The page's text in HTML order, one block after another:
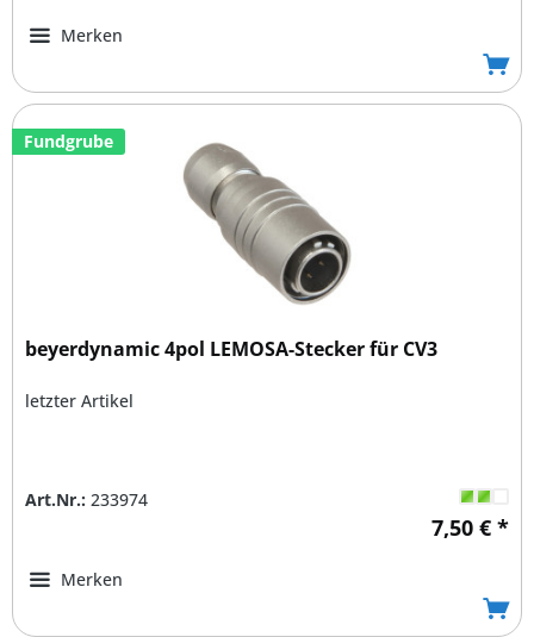
Merken
Fundgrube
beyerdynamic 4pol LEMOSA-Stecker für CV3
letzter Artikel
Art.Nr.: 233974
7,50 € *
Merken